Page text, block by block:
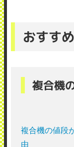
おすす
複合機
複合機の値段
由